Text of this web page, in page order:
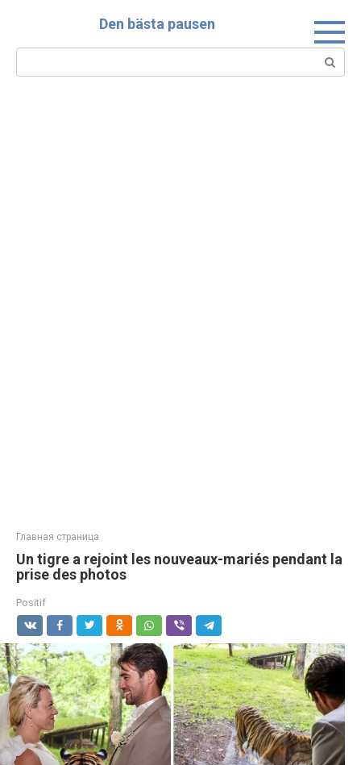
Den bästa pausen
Search:
Главная страница
Un tigre a rejoint les nouveaux-mariés pendant la
prise des photos
Positif